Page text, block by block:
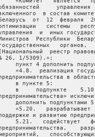
в состав
Беларусь  от  12  февраля
системы
и  иных
Республики
органов,
(Национальный  реестр
26, 1/5309).»;
пункт 4 дополнить
«4.8.  реализация
в
в пункте 5:
в     подпункте
дополнить подпунктами
«5.20.   разрабатывает
и развитию
5.21.   содействует